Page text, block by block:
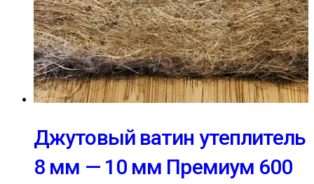
Джутовый ватин утеплитель
8 мм — 10 мм Премиум 600